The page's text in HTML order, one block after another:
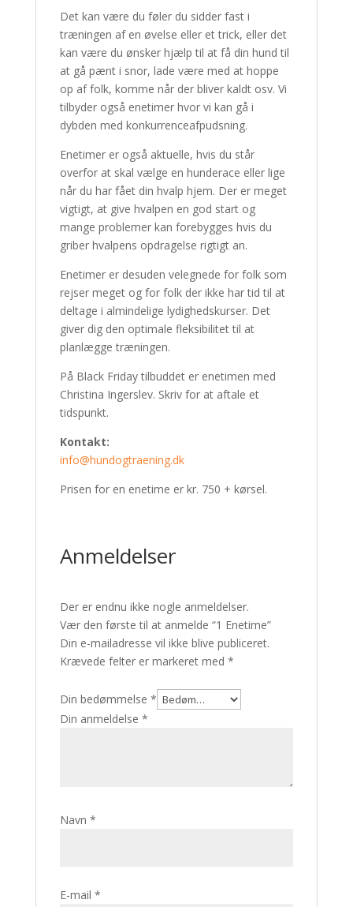
Det kan være du føler du sidder fast i
træningen af en øvelse eller et trick, eller det
kan være du ønsker hjælp til at få din hund til
at gå pænt i snor, lade være med at hoppe
op af folk, komme når der bliver kaldt osv. Vi
tilbyder også enetimer hvor vi kan gå i
dybden med konkurrenceafpudsning.
Enetimer er også aktuelle, hvis du står
overfor at skal vælge en hunderace eller lige
når du har fået din hvalp hjem. Der er meget
vigtigt, at give hvalpen en god start og
mange problemer kan forebygges hvis du
griber hvalpens opdragelse rigtigt an.
Enetimer er desuden velegnede for folk som
rejser meget og for folk der ikke har tid til at
deltage i almindelige lydighedskurser. Det
giver dig den optimale fleksibilitet til at
planlægge træningen.
På Black Friday tilbuddet er enetimen med
Christina Ingerslev. Skriv for at aftale et
tidspunkt.
Kontakt:
info@hundogtraening.dk
Prisen for en enetime er kr. 750 + kørsel.
Anmeldelser
Der er endnu ikke nogle anmeldelser.
Vær den første til at anmelde “1 Enetime”
Din e-mailadresse vil ikke blive publiceret.
Krævede felter er markeret med *
Din bedømmelse *
Din anmeldelse *
Navn *
E-mail *